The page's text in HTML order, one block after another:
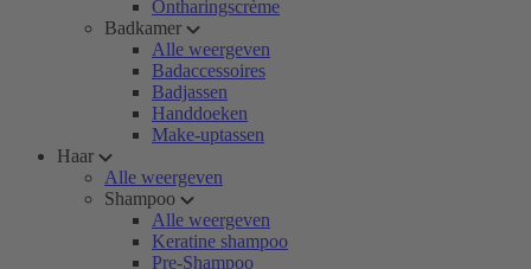
Ontharingscrème
Badkamer
Alle weergeven
Badaccessoires
Badjassen
Handdoeken
Make-uptassen
Haar
Alle weergeven
Shampoo
Alle weergeven
Keratine shampoo
Pre-Shampoo